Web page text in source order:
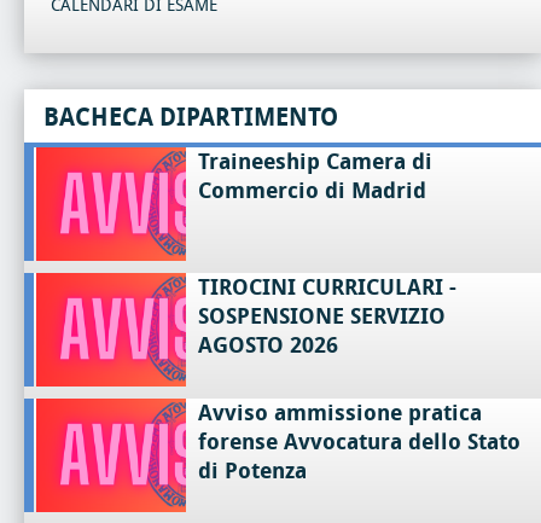
CALENDARI DI ESAME
BACHECA DIPARTIMENTO
Traineeship Camera di
Commercio di Madrid
TIROCINI CURRICULARI -
SOSPENSIONE SERVIZIO
AGOSTO 2026
Avviso ammissione pratica
forense Avvocatura dello Stato
di Potenza